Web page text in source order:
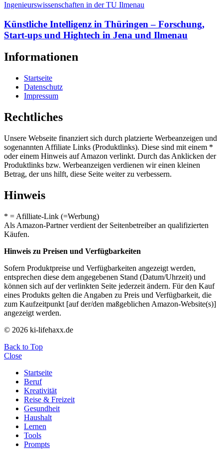
Künstliche Intelligenz in Thüringen – Forschung,
Start-ups und Hightech in Jena und Ilmenau
Informationen
Startseite
Datenschutz
Impressum
Rechtliches
Unsere Webseite finanziert sich durch platzierte Werbeanzeigen und
sogenannten Affiliate Links (Produktlinks). Diese sind mit einem *
oder einem Hinweis auf Amazon verlinkt. Durch das Anklicken der
Produktlinks bzw. Werbeanzeigen verdienen wir einen kleinen
Betrag, der uns hilft, diese Seite weiter zu verbessern.
Hinweis
* = Afilliate-Link (=Werbung)
Als Amazon-Partner verdient der Seitenbetreiber an qualifizierten
Käufen.
Hinweis zu Preisen und Verfügbarkeiten
Sofern Produktpreise und Verfügbarkeiten angezeigt werden,
entsprechen diese dem angegebenen Stand (Datum/Uhrzeit) und
können sich auf der verlinkten Seite jederzeit ändern. Für den Kauf
eines Produkts gelten die Angaben zu Preis und Verfügbarkeit, die
zum Kaufzeitpunkt [auf der/den maßgeblichen Amazon-Website(s)]
angezeigt werden.
© 2026 ki-lifehaxx.de
Back to Top
Close
Startseite
Beruf
Kreativität
Reise & Freizeit
Gesundheit
Haushalt
Lernen
Tools
Prompts